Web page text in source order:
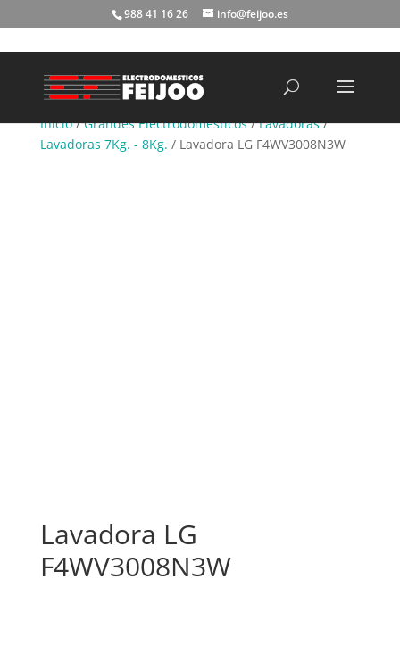
988 41 16 26 info@feijoo.es
Inicio/Grandes Electrodomésticos/Lavadoras/
Lavadoras 7Kg. - 8Kg. / Lavadora LG F4WV3008N3W
Lavadora LG
F4WV3008N3W